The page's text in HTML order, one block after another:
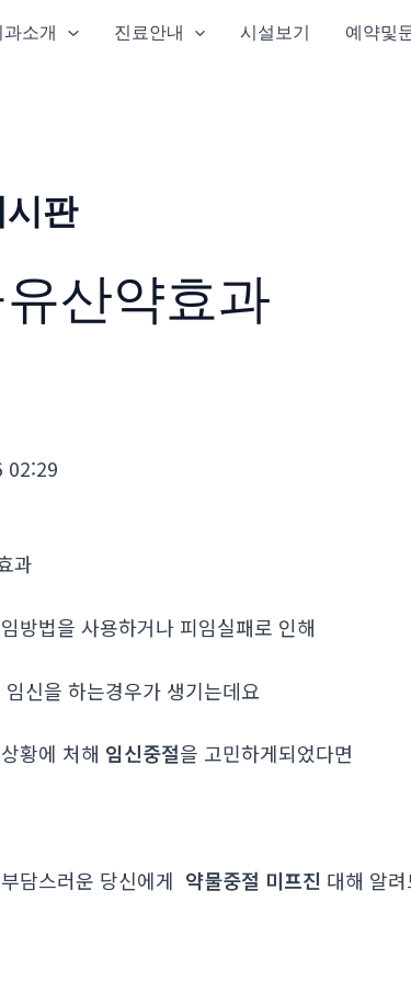
과소개 진료안내 시설보기 예약및
판
산약효과
02:29
과
방법을 사용하거나 피임실패로 인해
신을 하는경우가 생기는데요
황에 처해 임신중절을 고민하게되었다면
담스러운 당신에게 약물중절 미프진 대해 알